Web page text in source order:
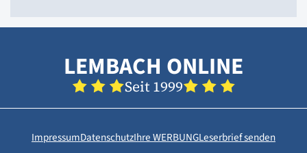
LEMBACH ONLINE
Seit 1999
ImpressumDatenschutzIhre WERBUNGLeserbrief senden